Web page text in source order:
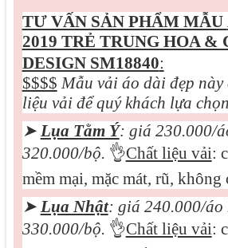
TƯ VẤN SẢN PHẨM MẪU
2019 TRẺ TRUNG HOA &
DESIGN SM18840:
$$$$ Mẫu vải áo dài đẹp
liệu vải để quý khách lựa
➤ Lụa Tằm Ý: giá 230.000/
320.000/bộ. 👌Chất liệu vải:
mềm mại, mặc mát, rũ,
➤ Lụa Nhật: giá 240.000/áo
330.000/bộ. 👌Chất liệu vải: